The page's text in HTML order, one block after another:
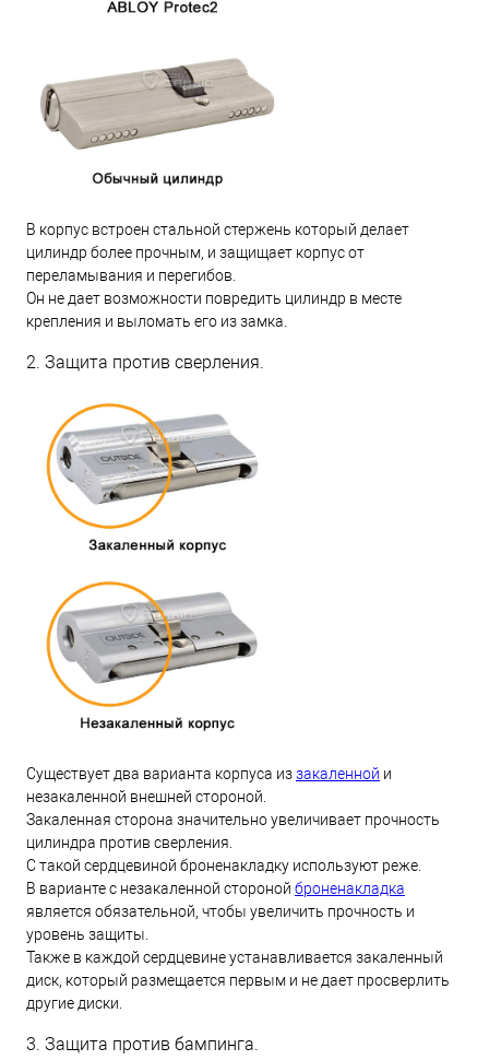
В корпус встроен стальной стержень который делает
цилиндр более прочным, и защищает корпус от
переламывания и перегибов.
Он не дает возможности повредить цилиндр в месте
крепления и выломать его из замка.
2. Защита против сверления.
Существует два варианта корпуса иззакаленной и
незакаленной внешней стороной.
Закаленная сторона значительно увеличивает прочность
цилиндра против сверления.
С такой сердцевиной броненакладку используют реже.
В варианте с незакаленной стороной броненакладка
является обязательной, чтобы увеличить прочность и
уровень защиты.
Также в каждой сердцевине устанавливается закаленный
диск, который размещается первым и не дает просверлить
другие диски.
3. Защита против бампинга.